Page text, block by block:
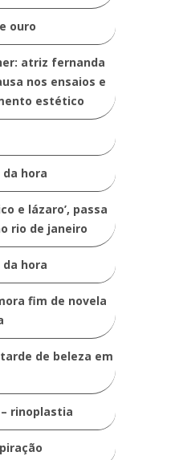
ouro
nos ensaios e
estético
da hora
rio de janeiro
da hora
– rinoplastia